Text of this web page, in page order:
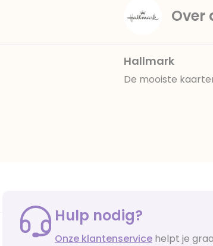
Over
Hallmark
De mooiste
Hulp nodig?
Onze klantenservice helpt je